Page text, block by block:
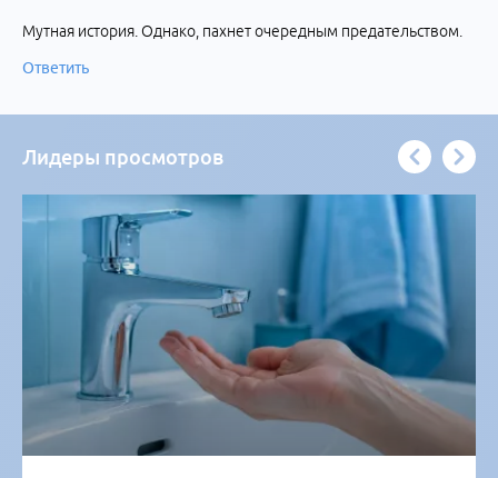
Мутная история. Однако, пахнет очередным предательством.
Ответить
Лидеры просмотров